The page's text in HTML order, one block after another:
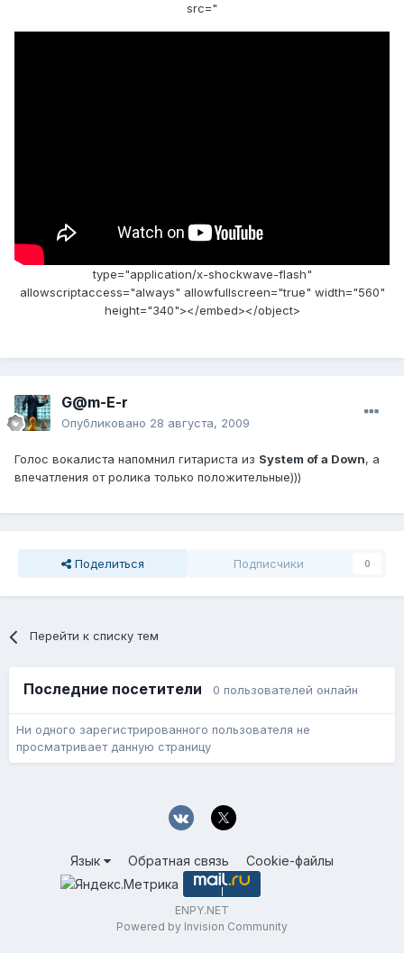
src="
type="application/x-shockwave-flash"
allowscriptaccess="always" allowfullscreen="true" width="560"
height="340"></embed></object>
G@m-E-r
Опубликовано 28 августа, 2009
Голос вокалиста напомнил гитариста из System of a Down, а
впечатления от ролика только положительные)))
Поделиться Подписчики 0
Перейти к списку тем
Последние посетители 0 пользователей онлайн
Ни одного зарегистрированного пользователя не
просматривает данную страницу
Язык Обратная связь Cookie-файлы
ENPY.NET
Powered by Invision Community